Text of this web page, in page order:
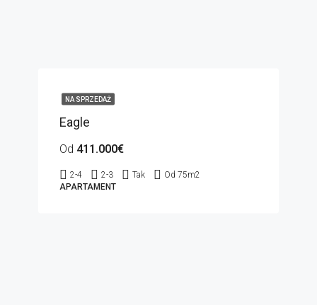
NA SPRZEDAŻ
Eagle
Od 411.000€
2-4 2-3 Tak Od 75m2
APARTAMENT